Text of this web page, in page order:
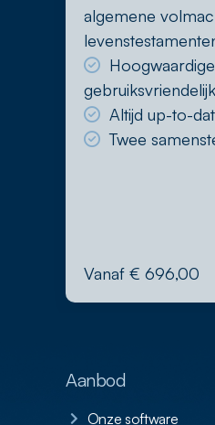
algemene
Altijd up-to-
Twee
Vanaf € 696,00
Aanbod
Onze software